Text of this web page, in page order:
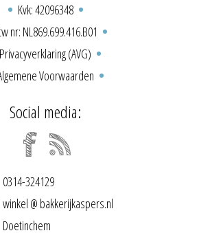
Kvk: 42096348
nr: NL869.699.416.B01
Privacyverklaring (AVG)
Voorwaarden
Social media:
0314-324129
winkel @ bakkerijkaspers.nl
Doetinchem